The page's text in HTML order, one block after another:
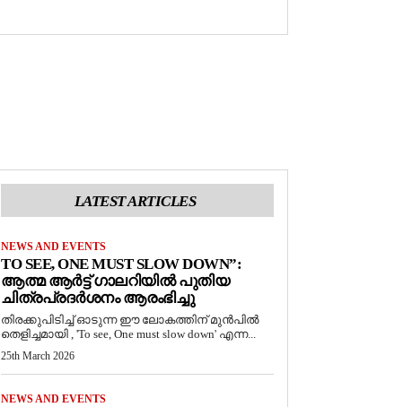
LATEST ARTICLES
NEWS AND EVENTS
TO SEE, ONE MUST SLOW DOWN”:
ആത്മ ആർട്ട് ഗാലറിയിൽ പുതിയ
ചിത്രപ്രദർശനം ആരംഭിച്ചു
തിരക്കുപിടിച്ച് ഓടുന്ന ഈ ലോകത്തിന് മുൻപിൽ
തെളിച്ചമായി , 'To see, One must slow down' എന്ന...
25th March 2026
NEWS AND EVENTS